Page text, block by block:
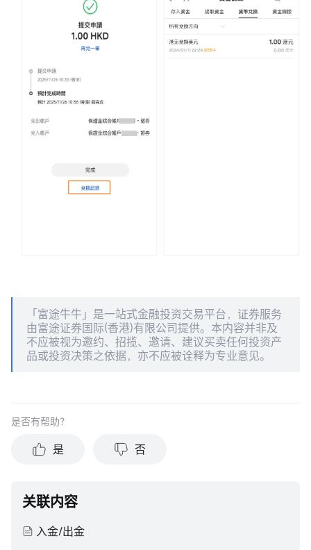
「富途牛牛」是一站式金融投资交易平台，证券服务
由富途证券国际(香港)有限公司提供。本内容并非及
不应被视为邀约、招揽、邀请、建议买卖任何投资产
品或投资决策之依据，亦不应被诠释为专业意见。
是否有帮助？
是 否
关联内容
入金/出金